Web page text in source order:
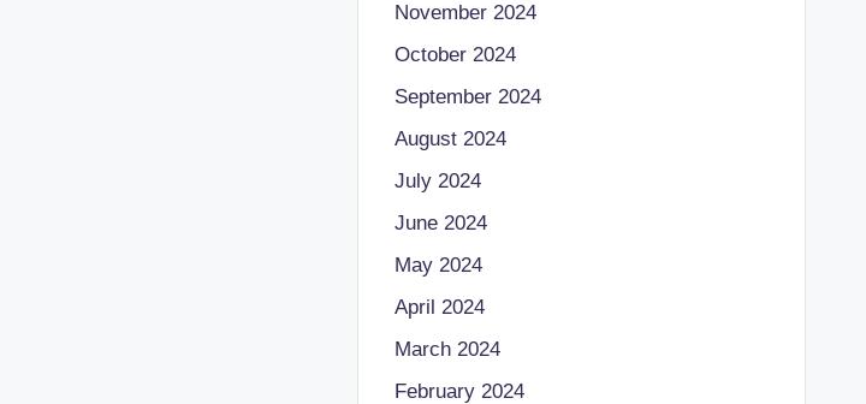
November 2024
October 2024
September 2024
August 2024
July 2024
June 2024
May 2024
April 2024
March 2024
February 2024